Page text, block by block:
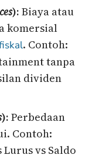
): Biaya atau
komersial
. Contoh:
tanpa
dividen
): Perbedaan
Contoh:
vs Saldo